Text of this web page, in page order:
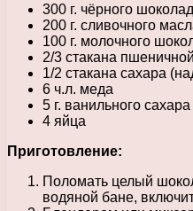
300 г. чёрного
200 г. сливочного
100 г. молочного
2/3 стакана
1/2 стакана сахара
6 ч.л. меда
5 г. ванильного сахара
4 яйца
Приготовление:
Поломать целый
водяной бане,